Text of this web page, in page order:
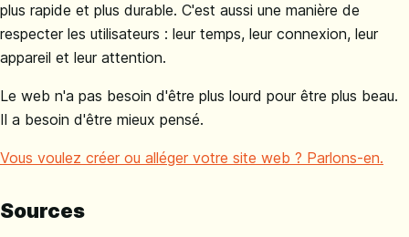
plus rapide et plus durable. C'est aussi une manière de
respecter les utilisateurs : leur temps, leur connexion, leur
appareil et leur attention.
Le web n'a pas besoin d'être plus lourd pour être plus beau.
Il a besoin d'être mieux pensé.
Vous voulez créer ou alléger votre site web ? Parlons-en.
Sources